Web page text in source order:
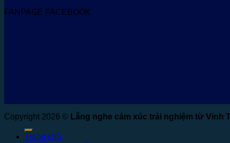
FANPAGE FACEBOOK
Copyright 2026 © Lắng nghe cảm xúc trải nghiệm từ Vinh
Trang chủ